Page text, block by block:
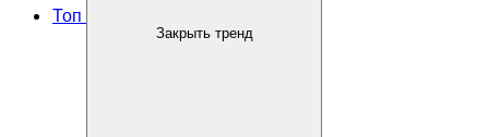
Топ
Закрыть тренд